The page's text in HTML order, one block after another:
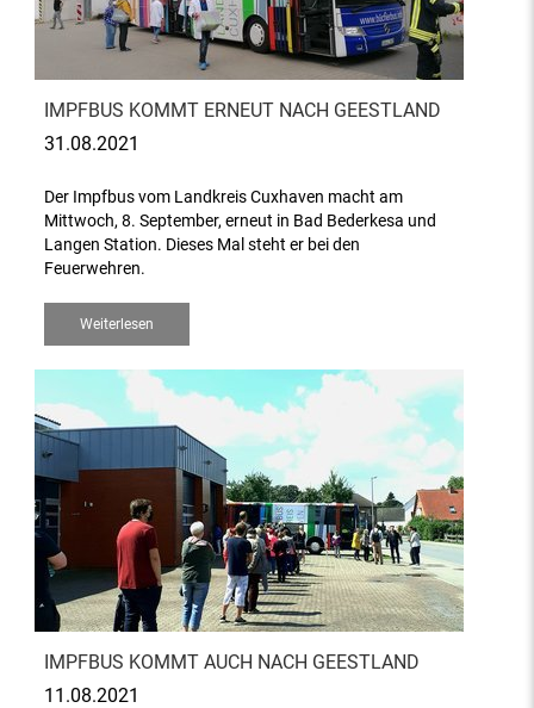
IMPFBUS KOMMT ERNEUT NACH GEESTLAND
31.08.2021
Der Impfbus vom Landkreis Cuxhaven macht am
Mittwoch, 8. September, erneut in Bad Bederkesa und
Langen Station. Dieses Mal steht er bei den
Feuerwehren.
Weiterlesen
IMPFBUS KOMMT AUCH NACH GEESTLAND
11.08.2021